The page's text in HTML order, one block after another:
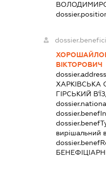
ВІКТОРОВИЧ
ХАРКІВСЬКА
ГІРСЬКИЙ
вирішальний